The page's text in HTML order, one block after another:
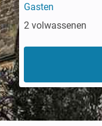
Gasten
2 volwassenen